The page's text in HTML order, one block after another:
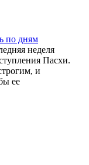
неделя
Пасхи.
и
ее